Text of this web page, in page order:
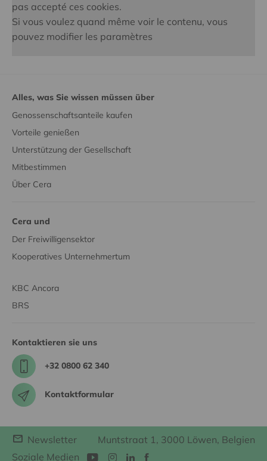
pas accepté ces cookies.
Si vous voulez quand même voir le contenu, vous
pouvez modifier les paramètres
Alles, was Sie wissen müssen über
Genossenschaftsanteile kaufen
Vorteile genießen
Unterstützung der Gesellschaft
Mitbestimmen
Über Cera
Cera und
Der Freiwilligensektor
Kooperatives Unternehmertum
KBC Ancora
BRS
Kontaktieren sie uns
+32 0800 62 340
Kontaktformular
Newsletter
Muntstraat 1, 3000 Löwen, Belgien
Soziale Medien